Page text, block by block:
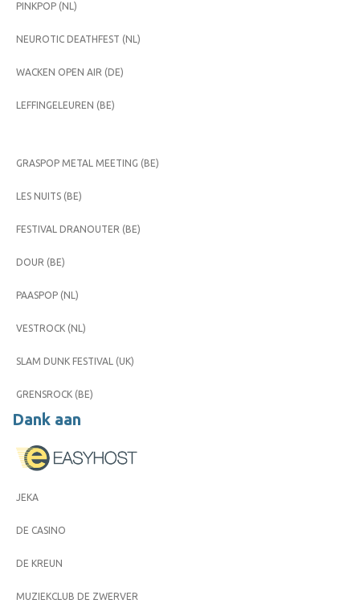
PINKPOP (NL)
NEUROTIC DEATHFEST (NL)
WACKEN OPEN AIR (DE)
LEFFINGELEUREN (BE)
GRASPOP METAL MEETING (BE)
LES NUITS (BE)
FESTIVAL DRANOUTER (BE)
DOUR (BE)
PAASPOP (NL)
VESTROCK (NL)
SLAM DUNK FESTIVAL (UK)
GRENSROCK (BE)
Dank aan
JEKA
DE CASINO
DE KREUN
MUZIEKCLUB DE ZWERVER